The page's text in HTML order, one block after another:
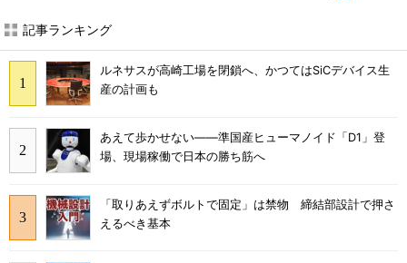
記事ランキング
ルネサスが高崎工場を閉鎖へ、かつてはSiCデバイス生
産の計画も
あえて歩かせない――準国産ヒューマノイド「D1」登
場、現場稼働で日本の勝ち筋へ
「取りあえずボルトで固定」は禁物 締結部設計で押さ
えるべき基本